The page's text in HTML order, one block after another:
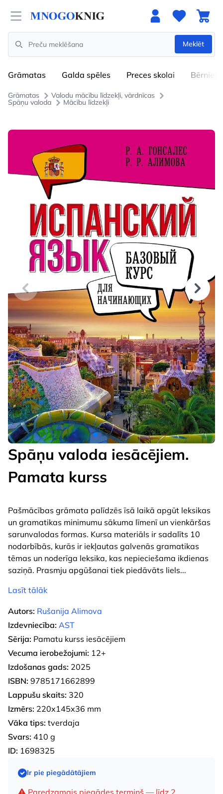
Open menu
Search
Meklēt
Grāmatas Galda spēles Preces skolai Bērniem
Grāmatas Valodu mācību līdzekļi, vārdnīcas
Spāņu valoda Mācību līdzekļi
Spāņu valoda iesācējiem.
Pamata kurss
Pašmācības grāmata palīdzēs īsā laikā apgūt leksikas
un gramatikas minimumu sākuma līmenī un vienkāršas
sarunvalodas formas. Kursa materiāls ir sadalīts 10
nodarbībās, kurās ir iekļautas galvenās gramatikas
tēmas un noderīga leksika, kas nepieciešama ikdienas
saziņā. Prasmju apgūšanai tiek piedāvāts liels...
Lasīt tālāk
Autors: Rušanija Alimova
Izdevniecība: AST
Sērija: Pamatu kurss iesācējiem
Vecuma ierobežojumi: 12+
Izdošanas gads: 2025
ISBN: 9785171662899
Lappušu skaits: 320
Izmērs: 220x145x36 mm
Vāka tips: tverdaja
Svars: 410 g
ID: 1698325
Ir pie piegādātājiem